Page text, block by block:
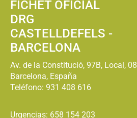
FICHET OFICIAL
DRG
CASTELLDEFELS -
BARCELONA
Av. de la Constitució, 97B, Local,
Barcelona, España
Teléfono: 931 408 616
Urgencias: 658 154 203